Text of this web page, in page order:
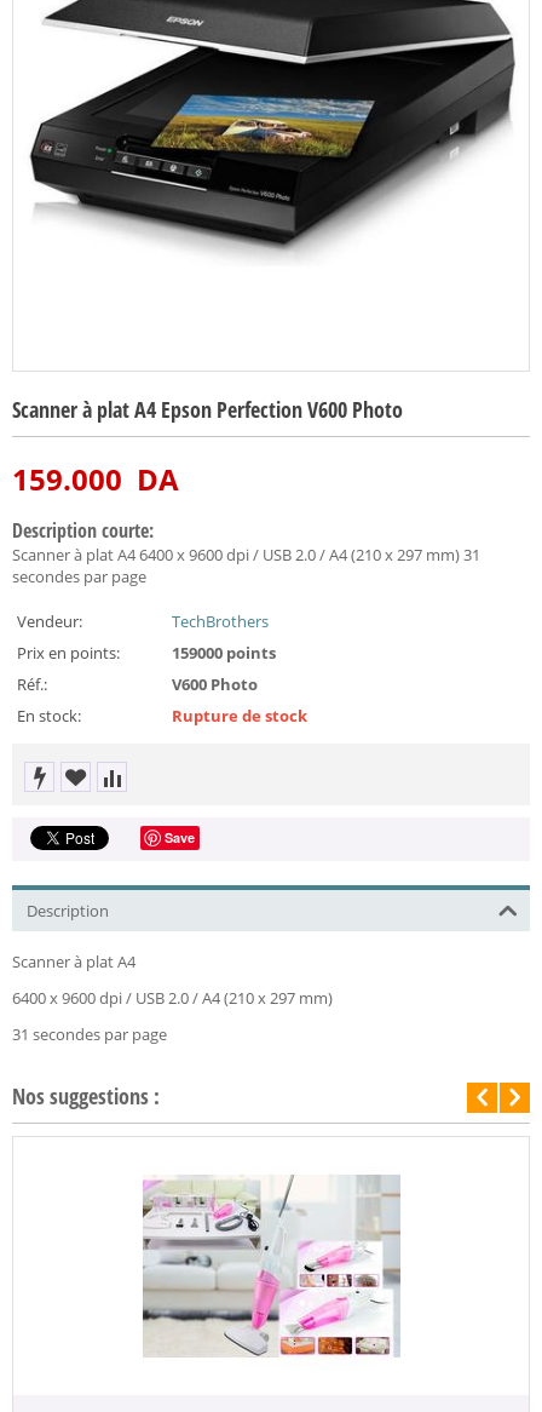
Scanner à plat A4 Epson Perfection V600 Photo
159.000 DA
Description courte:
Scanner à plat A4 6400 x 9600 dpi / USB 2.0 / A4 (210 x 297 mm) 31
secondes par page
Vendeur:
TechBrothers
Prix en points:
159000 points
Réf.:
V600 Photo
En stock:
Rupture de stock
Save
Description
Scanner à plat A4
6400 x 9600 dpi / USB 2.0 / A4 (210 x 297 mm)
31 secondes par page
Nos suggestions :